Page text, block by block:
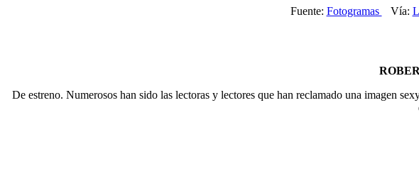
Fuente: Fotogramas Vía:
De estreno. Numerosos han sido las lectoras y lectores que han reclamado una imagen